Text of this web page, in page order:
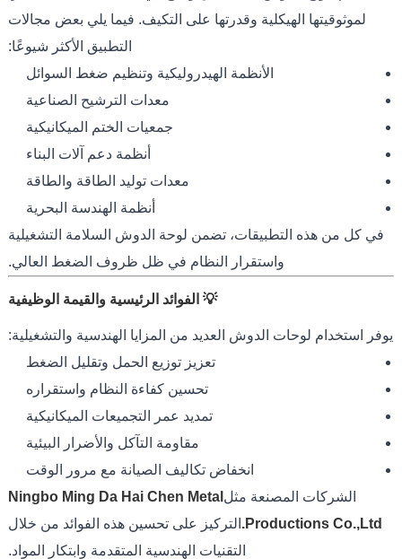
لموثوقيتها الهيكلية وقدرتها على التكيف. فيما يلي بعض مجالات
التطبيق الأكثر شيوعًا:
الأنظمة الهيدروليكية وتنظيم ضغط السوائل
معدات الترشيح الصناعية
جمعيات الختم الميكانيكية
أنظمة دعم آلات البناء
معدات توليد الطاقة والطاقة
أنظمة الهندسة البحرية
في كل من هذه التطبيقات، تضمن لوحة الدوش السلامة التشغيلية
واستقرار النظام في ظل ظروف الضغط العالي.
💡 الفوائد الرئيسية والقيمة الوظيفية
يوفر استخدام لوحات الدوش العديد من المزايا الهندسية والتشغيلية:
تعزيز توزيع الحمل وتقليل الضغط
تحسين كفاءة النظام واستقراره
تمديد عمر التجميعات الميكانيكية
مقاومة التآكل والأضرار البيئية
انخفاض تكاليف الصيانة مع مرور الوقت
الشركات المصنعة مثل Ningbo Ming Da Hai Chen Metal
Productions Co.,Ltd. التركيز على تحسين هذه الفوائد من خلال
التقنيات الهندسية المتقدمة وابتكار المواد.